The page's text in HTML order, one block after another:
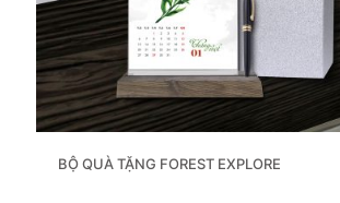
BỘ QUÀ TẶNG FOREST EXPLORE